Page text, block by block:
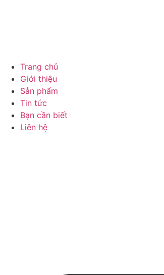
Trang chủ
Giới thiệu
Sản phẩm
Tin tức
Bạn cần biết
Liên hệ